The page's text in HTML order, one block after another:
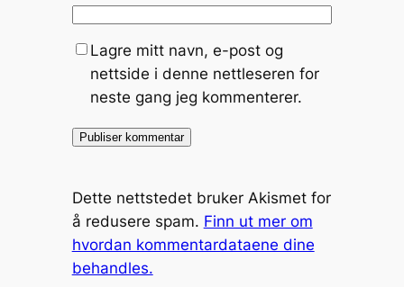
Lagre mitt navn, e-post og
nettside i denne nettleseren for
neste gang jeg kommenterer.
Dette nettstedet bruker Akismet for
å redusere spam. Finn ut mer om
hvordan kommentardataene dine
behandles.